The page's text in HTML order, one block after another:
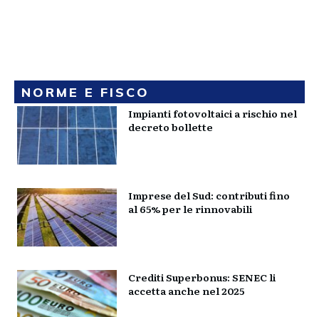
NORME E FISCO
Impianti fotovoltaici a rischio nel
decreto bollette
Imprese del Sud: contributi fino
al 65% per le rinnovabili
Crediti Superbonus: SENEC li
accetta anche nel 2025